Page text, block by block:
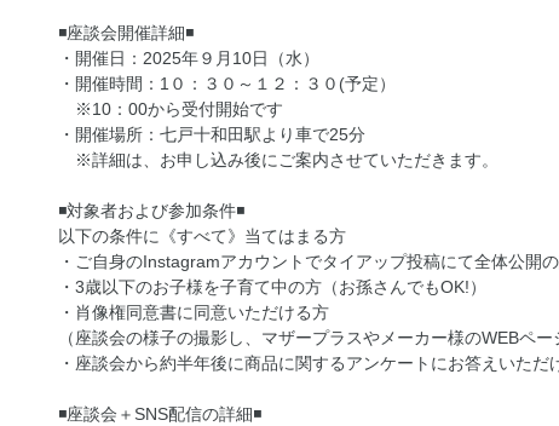
◾️座談会開催詳細◾️
・開催日：2025年９月10日（水）
・開催時間：1０：３０～１２：３０(予定）
※10：00から受付開始です
・開催場所：七戸十和田駅より車で25分
※詳細は、お申し込み後にご案内させていただきます。
◾️対象者および参加条件◾️
以下の条件に《すべて》当てはまる方
・ご自身のInstagramアカウントでタイアップ投稿にて全体公開
・3歳以下のお子様を子育て中の方（お孫さんでもOK!）
・肖像権同意書に同意いただける方
（座談会の様子の撮影し、マザープラスやメーカー様のWEBペー
・座談会から約半年後に商品に関するアンケートにお答えいただ
◾️座談会＋SNS配信の詳細◾️